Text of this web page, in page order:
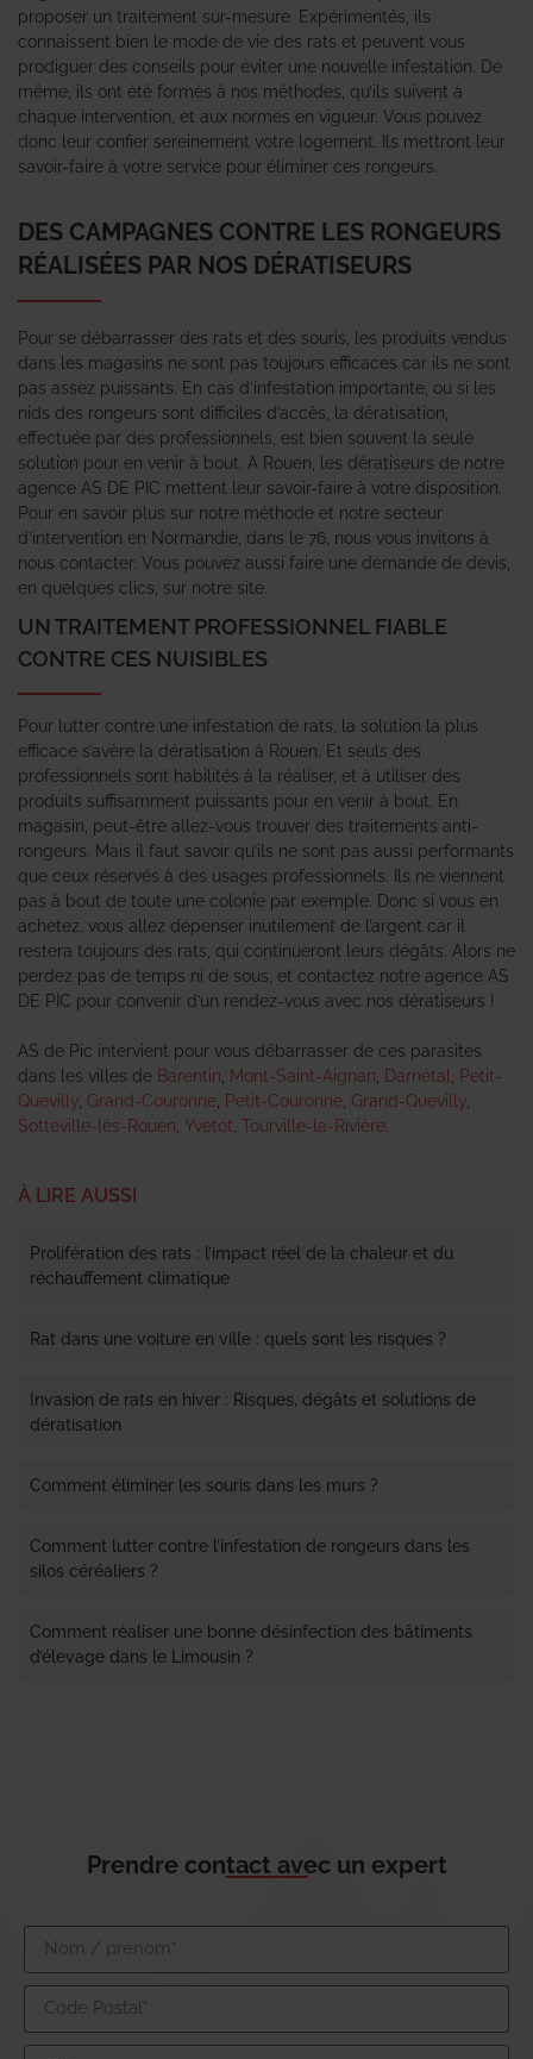
proposer un traitement sur-mesure. Expérimentés, ils
connaissent bien le mode de vie des rats et peuvent vous
prodiguer des conseils pour éviter une nouvelle infestation. De
même, ils ont été formés à nos méthodes, qu’ils suivent à
chaque intervention, et aux normes en vigueur. Vous pouvez
donc leur confier sereinement votre logement. Ils mettront leur
savoir-faire à votre service pour éliminer ces rongeurs.
DES CAMPAGNES CONTRE LES RONGEURS
RÉALISÉES PAR NOS DÉRATISEURS
Pour se débarrasser des rats et des souris, les produits vendus
dans les magasins ne sont pas toujours efficaces car ils ne sont
pas assez puissants. En cas d’infestation importante, ou si les
nids des rongeurs sont difficiles d’accès, la dératisation,
effectuée par des professionnels, est bien souvent la seule
solution pour en venir à bout. A Rouen, les dératiseurs de notre
agence AS DE PIC mettent leur savoir-faire à votre disposition.
Pour en savoir plus sur notre méthode et notre secteur
d’intervention en Normandie, dans le 76, nous vous invitons à
nous contacter. Vous pouvez aussi faire une demande de devis,
en quelques clics, sur notre site.
UN TRAITEMENT PROFESSIONNEL FIABLE
CONTRE CES NUISIBLES
Pour lutter contre une infestation de rats, la solution la plus
efficace s’avère la dératisation à Rouen. Et seuls des
professionnels sont habilités à la réaliser, et à utiliser des
produits suffisamment puissants pour en venir à bout. En
magasin, peut-être allez-vous trouver des traitements anti-
rongeurs. Mais il faut savoir qu’ils ne sont pas aussi performants
que ceux réservés à des usages professionnels. Ils ne viennent
pas à bout de toute une colonie par exemple. Donc si vous en
achetez, vous allez dépenser inutilement de l’argent car il
restera toujours des rats, qui continueront leurs dégâts. Alors ne
perdez pas de temps ni de sous, et contactez notre agence AS
DE PIC pour convenir d’un rendez-vous avec nos dératiseurs !
AS de Pic intervient pour vous débarrasser de ces parasites
dans les villes de Barentin Mont-Saint-Aignan Darnétal
Petit-
Quevilly Grand-Couronne Petit-Couronne Grand-Quevilly
Sotteville-lès-Rouen Yvetot Tourville-la-Rivière
À LIRE AUSSI
Prolifération des rats : l’impact réel de la chaleur et du
réchauffement climatique
Rat dans une voiture en ville : quels sont les risques ?
Invasion de rats en hiver : Risques, dégâts et solutions de
dératisation
Comment éliminer les souris dans les murs ?
Comment lutter contre l’infestation de rongeurs dans les
silos céréaliers ?
Comment réaliser une bonne désinfection des bâtiments
d’élevage dans le Limousin ?
Prendre contact avec un expert